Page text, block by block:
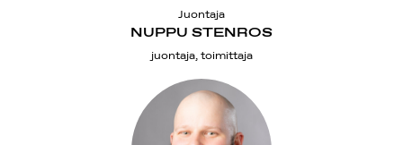
NUPPU STENROS
Juontaja
juontaja, toimittaja